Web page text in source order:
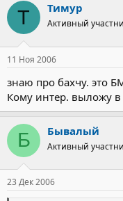
Т Тимур
Активный
11 Ноя 2006
знаю про бахчу. это
Кому интер. выложу в
Б Бывалый
Активный
23 Дек 2006